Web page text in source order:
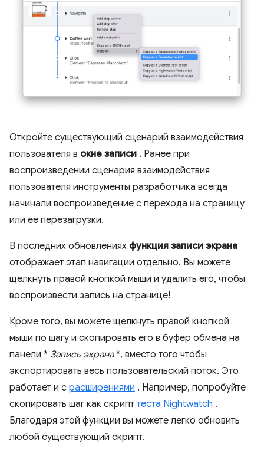
Откройте существующий сценарий взаимодействия
пользователя в окне записи . Ранее при
воспроизведении сценария взаимодействия
пользователя инструменты разработчика всегда
начинали воспроизведение с перехода на страницу
или ее перезагрузки.
В последних обновлениях функция записи экрана
отображает этап навигации отдельно. Вы можете
щелкнуть правой кнопкой мыши и удалить его, чтобы
воспроизвести запись на странице!
Кроме того, вы можете щелкнуть правой кнопкой
мыши по шагу и скопировать его в буфер обмена на
панели * Запись экрана*, вместо того чтобы
экспортировать весь пользовательский поток. Это
работает и с расширениями . Например, попробуйте
скопировать шаг как скрипт теста Nightwatch .
Благодаря этой функции вы можете легко обновить
любой существующий скрипт.